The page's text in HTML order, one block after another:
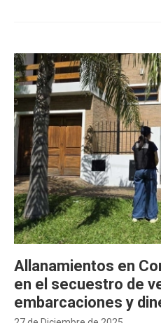
Allanamientos en
en el secuestro de
embarcaciones y